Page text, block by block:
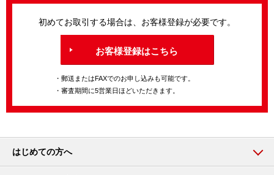
初めてお取引する場合は、お客様登録が必要です。
お客様登録はこちら
・郵送またはFAXでのお申し込みも可能です。
・審査期間に5営業日ほどいただきます。
はじめての方へ